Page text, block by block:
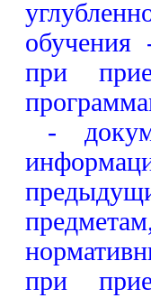
обучения
при
-
при